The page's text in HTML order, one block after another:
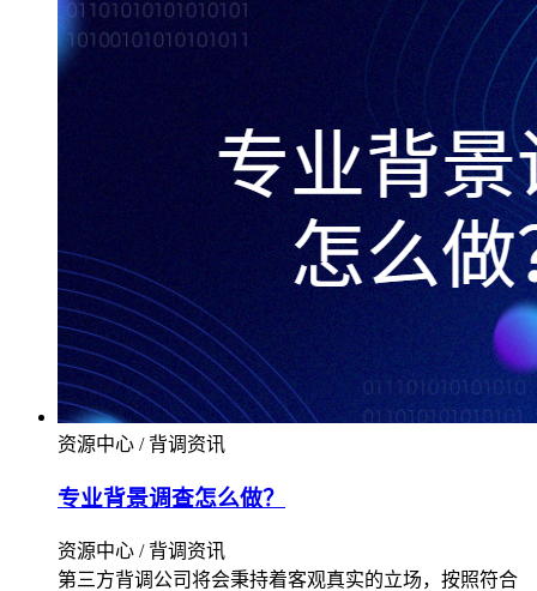
资源中心 / 背调资讯
专业背景调查怎么做？
资源中心 / 背调资讯
第三方背调公司将会秉持着客观真实的立场，按照符合